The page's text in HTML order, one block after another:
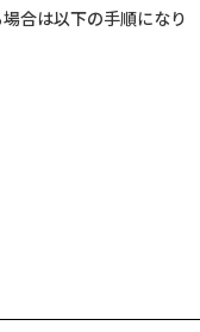
合は以下の手順になり